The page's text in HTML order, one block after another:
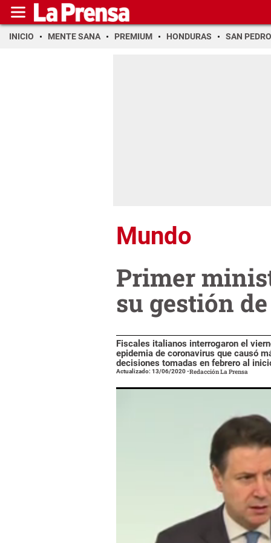
INICIO MENTE SANA PREMIUM HONDURAS SAN PEDRO
Mundo
Primer
su gestión
Fiscales italianos interrogaron el
epidemia de coronavirus que causó
decisiones tomadas en febrero al
Actualizado: 13/06/2020-Redacción La Prensa